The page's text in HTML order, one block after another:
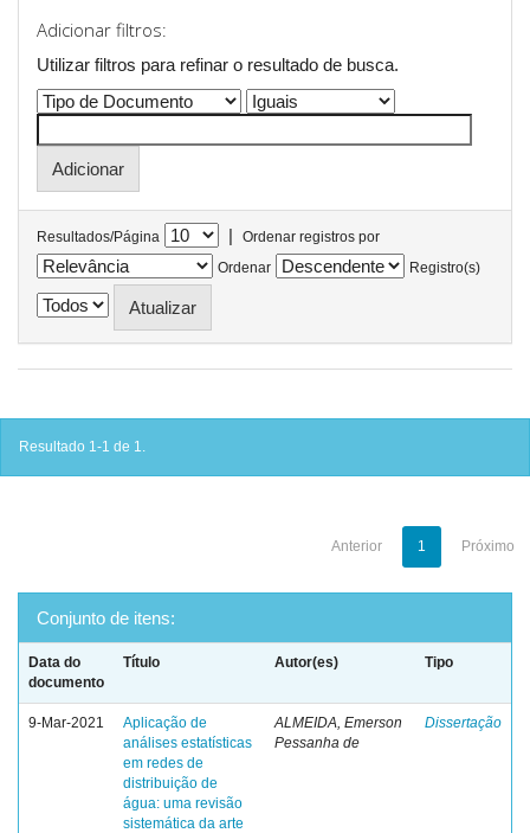
Adicionar filtros:
Utilizar filtros para refinar o resultado de busca.
Resultados/Página |
Ordenar registros por
Ordenar
Registro(s)
Resultado 1-1 de 1.
Anterior 1 Próximo
Conjunto de itens:
Data do
documento
Título Autor(es) Tipo
9-Mar-2021
Aplicação de
análises estatísticas
em redes de
distribuição de
água: uma revisão
sistemática da arte
ALMEIDA, Emerson
Pessanha de
Dissertação